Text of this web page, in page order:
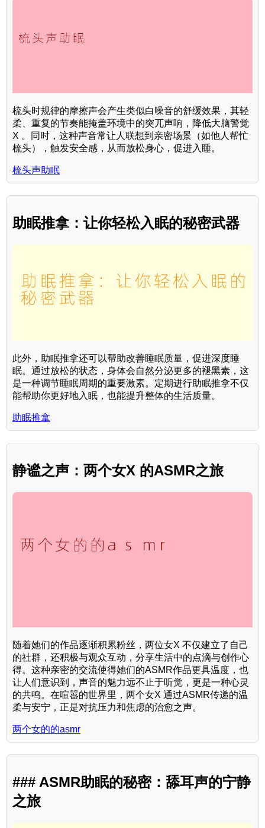
梳头时规律的摩擦声会产生类似白噪音的舒缓效果，其轻
柔、重复的节奏能掩盖环境中的突兀声响，降低大脑警觉
X 。同时，这种声音常让人联想到亲密场景（如他人帮忙
梳头），触发安全感，从而放松身心，促进入睡。
梳头声助眠
助眠推拿：让你轻松入眠的秘密武器
此外，助眠推拿还可以帮助改善睡眠质量，促进深度睡
眠。通过放松的状态，身体会自然分泌更多的褪黑素，这
是一种调节睡眠周期的重要激素。定期进行助眠推拿不仅
能帮助你更好地入眠，也能提升整体的生活质量。
助眠推拿
静谧之声：两个女X 的ASMR之旅
随着她们的作品逐渐积累粉丝，两位女X 不仅建立了自己
的社群，还积极与观众互动，分享生活中的点滴与创作心
得。这种亲密的交流使得她们的ASMR作品更具温度，也
让人们意识到，声音的魅力远不止于听觉，更是一种心灵
的共鸣。在喧嚣的世界里，两个女X 通过ASMR传递的温
柔与安宁，正是对抗压力和焦虑的治愈之声。
两个女的的asmr
### ASMR助眠的秘密：舔耳声的宁静
之旅